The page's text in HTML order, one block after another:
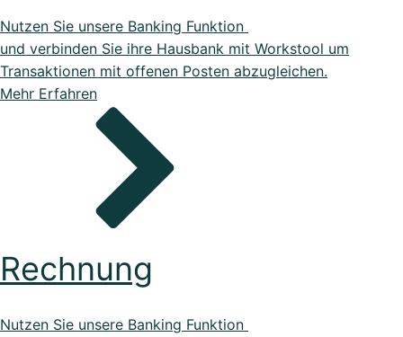
Nutzen Sie unsere Banking Funktion
und verbinden Sie ihre Hausbank mit Workstool um
Transaktionen mit offenen Posten abzugleichen.
Mehr Erfahren
Rechnung
Nutzen Sie unsere Banking Funktion